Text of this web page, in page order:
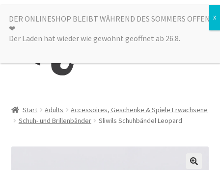
Zur
Navigation
springen
Zum
Inhalt
springen
Menü
Alle Produkte
Sale
Start Adults
Accessoires, Geschenke & Spiele Erwachsene
Schuh- und Brillenbänder
Sliwils Schuhbändel Leopard
DER ONLINESHOP BLEIBT WÄHREND DES SOMMERS OFFEN
❤︎
Der Laden hat wieder wie gewohnt geöffnet ab 26.8.